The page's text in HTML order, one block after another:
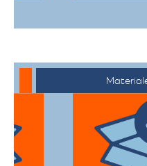
Utilizan
primera